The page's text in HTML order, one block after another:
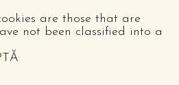
are those that are
not been classified into a